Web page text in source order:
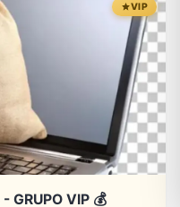
VIP
GRUPO VIP 💰